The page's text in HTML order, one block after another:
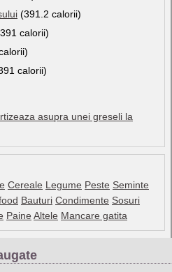
(391.2 calorii)
calorii)
calorii)
asupra unei greseli la
Cereale Legume Peste Seminte
Bauturi Condimente Sosuri
Paine Altele Mancare gatita